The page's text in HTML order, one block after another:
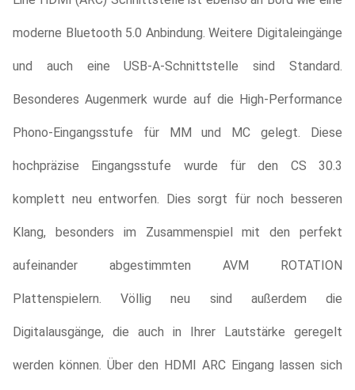
moderne Bluetooth 5.0 Anbindung. Weitere Digitaleingänge
und auch eine USB-A-Schnittstelle sind Standard.
Besonderes Augenmerk wurde auf die High-Performance
Phono-Eingangsstufe für MM und MC gelegt. Diese
hochpräzise Eingangsstufe wurde für den CS 30.3
komplett neu entworfen. Dies sorgt für noch besseren
Klang, besonders im Zusammenspiel mit den perfekt
aufeinander abgestimmten AVM ROTATION
Plattenspielern. Völlig neu sind außerdem die
Digitalausgänge, die auch in Ihrer Lautstärke geregelt
werden können. Über den HDMI ARC Eingang lassen sich